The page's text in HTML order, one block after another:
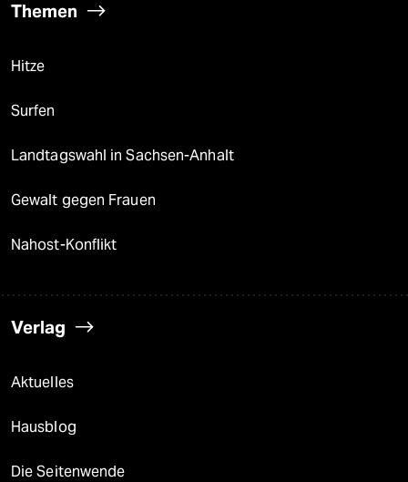
Themen
Hitze
Surfen
Landtagswahl in Sachsen-Anhalt
Gewalt gegen Frauen
Nahost-Konflikt
Verlag
Aktuelles
Hausblog
Die Seitenwende